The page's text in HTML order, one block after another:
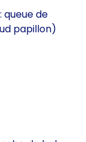
queue de
papillon)